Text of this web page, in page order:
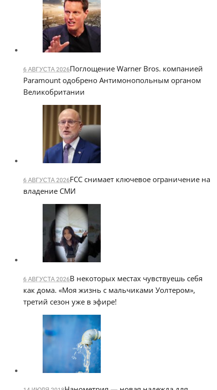
6 АВГУСТА 2026Поглощение Warner Bros. компанией
Paramount одобрено Антимонопольным органом
Великобритании
6 АВГУСТА 2026FCC снимает ключевое ограничение на
владение СМИ
6 АВГУСТА 2026В некоторых местах чувствуешь себя
как дома. «Моя жизнь с мальчиками Уолтером»,
третий сезон уже в эфире!